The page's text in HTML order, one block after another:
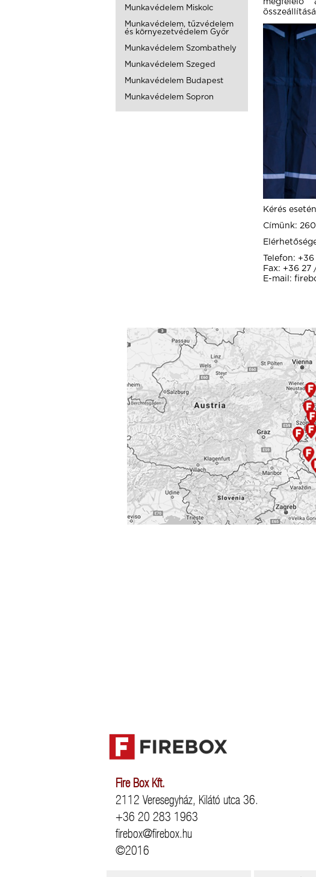
Munkavédelem Miskolc
Munkavédelem, tűzvédelem
és környezetvédelem Győr
Munkavédelem Szombathely
Munkavédelem Szeged
Munkavédelem Budapest
Munkavédelem Sopron
megfelelő
Kérés
Címünk:
Telefon:
Fax: +36 27
E-mail:
Fire Box Kft.
2112 Veresegyház, Kilátó utca 36.
+36 20 283 1963
firebox@firebox.hu
©2016